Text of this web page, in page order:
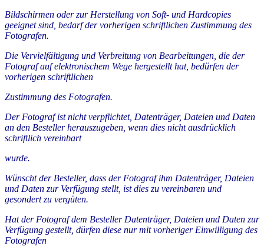
Bildschirmen oder zur Herstellung von Soft- und Hardcopies
geeignet sind, bedarf der vorherigen schriftlichen Zustimmung des
Fotografen.
Die Vervielfältigung und Verbreitung von Bearbeitungen, die der
Fotograf auf elektronischem Wege hergestellt hat, bedürfen der
vorherigen schriftlichen
Zustimmung des Fotografen.
Der Fotograf ist nicht verpflichtet, Datenträger, Dateien und Daten
an den Besteller herauszugeben, wenn dies nicht ausdrücklich
schriftlich vereinbart
wurde.
Wünscht der Besteller, dass der Fotograf ihm Datenträger, Dateien
und Daten zur Verfügung stellt, ist dies zu vereinbaren und
gesondert zu vergüten.
Hat der Fotograf dem Besteller Datenträger, Dateien und Daten zur
Verfügung gestellt, dürfen diese nur mit vorheriger Einwilligung des
Fotografen